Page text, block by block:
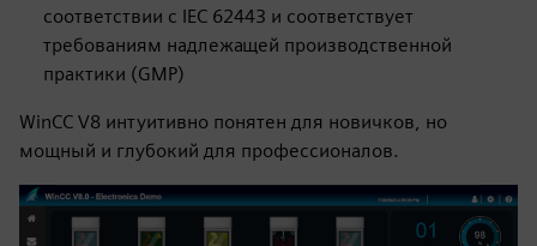
соответствии с IEC 62443 и соответствует
требованиям надлежащей производственной
практики (GMP)
WinCC V8 интуитивно понятен для новичков, но
мощный и глубокий для профессионалов.